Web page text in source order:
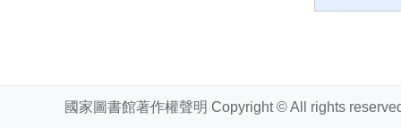
國家圖書館著作權聲明 Copyright © All rights